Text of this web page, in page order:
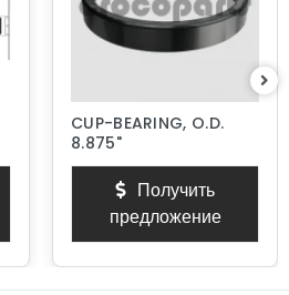
CUP-BEARING, O.D.
8.875"
Получить
предложение